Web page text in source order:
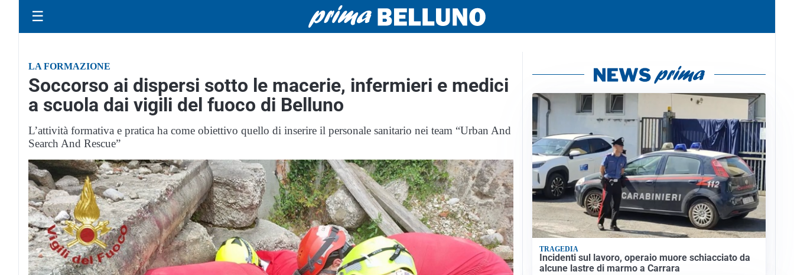
☰
LA FORMAZIONE
Soccorso ai dispersi sotto le macerie, infermieri e medici
a scuola dai vigili del fuoco di Belluno
L’attività formativa e pratica ha come obiettivo quello di inserire il personale sanitario nei team “Urban And
Search And Rescue”
TRAGEDIA
Incidenti sul lavoro, operaio muore schiacciato da
alcune lastre di marmo a Carrara